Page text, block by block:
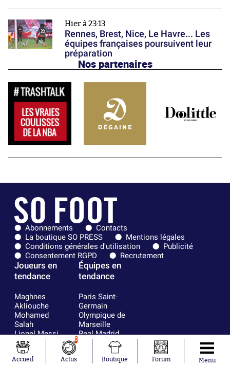
Hier à 23:13
Rennes, Brest, Nice, Le Havre... Les
équipes françaises poursuivent leur
préparation
Nos partenaires
Abonnements
Contacts
La boutique SO PRESS
Mentions légales
Conditions générales d'utilisation
Publicité
Consentement RGPD
Recrutement
Joueurs en
tendance
Maghnes
Akliouche
Mohamed
Salah
Lionel Messi
Ferrán Torres
Kilian Corredor
Franco
Équipes en
tendance
Paris Saint-
Germain
Olympique de
Marseille
Real Madrid
Olympique
lyonnais
Accueil
0
Actus Boutique Forum Menu